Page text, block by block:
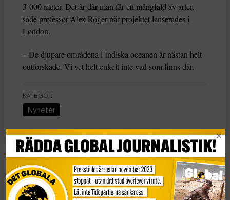
3 000 meter. Det är där man får en mångfald av arter,
sade professor Alex Roger när projektet lanserades i
London.
– De djupare områdena i Indiska oceanen är nästan helt
outforskade. Vi vet helt enkelt inte vad som finns där.
KATEGORI
Nyheter
Essä